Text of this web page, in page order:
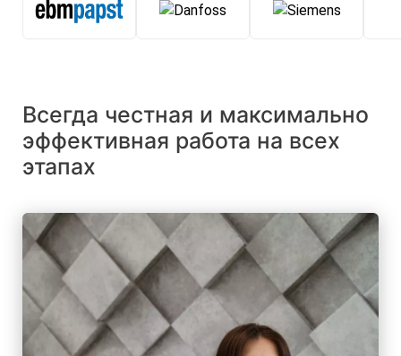
Всегда честная и максимально
эффективная работа на всех
этапах